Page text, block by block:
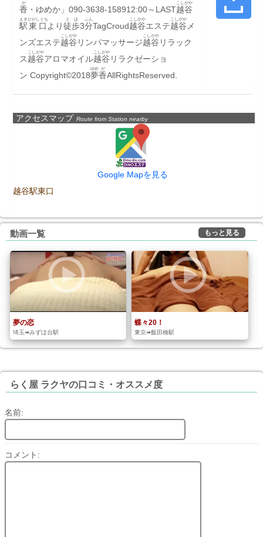
香
が
・ゆめか」090-3638-158912:00～LAST越谷
こしがや
駅
えき
東口
ひがしぐち
より徒歩
とほ
3分
ふん
TagCroud越谷
こしがや
エステ越谷
こしがや
メ
ンズエステ越谷
こしがや
リンパマッサージ越谷
こしがや
リラック
ス越谷
こしがや
アロマオイル越谷
こしがや
リラクゼーショ
ン Copyright©2018夢
ゆめ
香
が
AllRightsReserved.
アクセスマップ Route from Station nearby
Google Mapを見る
越谷駅東口
動画一覧 もっと見る
夢の恋
埼玉➠みずほ台駅
蝶々20！
東京➠飯田橋駅
らく屋 ラクヤの口コミ・オススメ度
名前:
コメント: